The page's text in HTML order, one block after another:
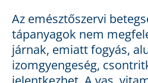
Az emésztőszervi
tápanyagok nem
járnak, emiatt fogyás,
izomgyengeség,